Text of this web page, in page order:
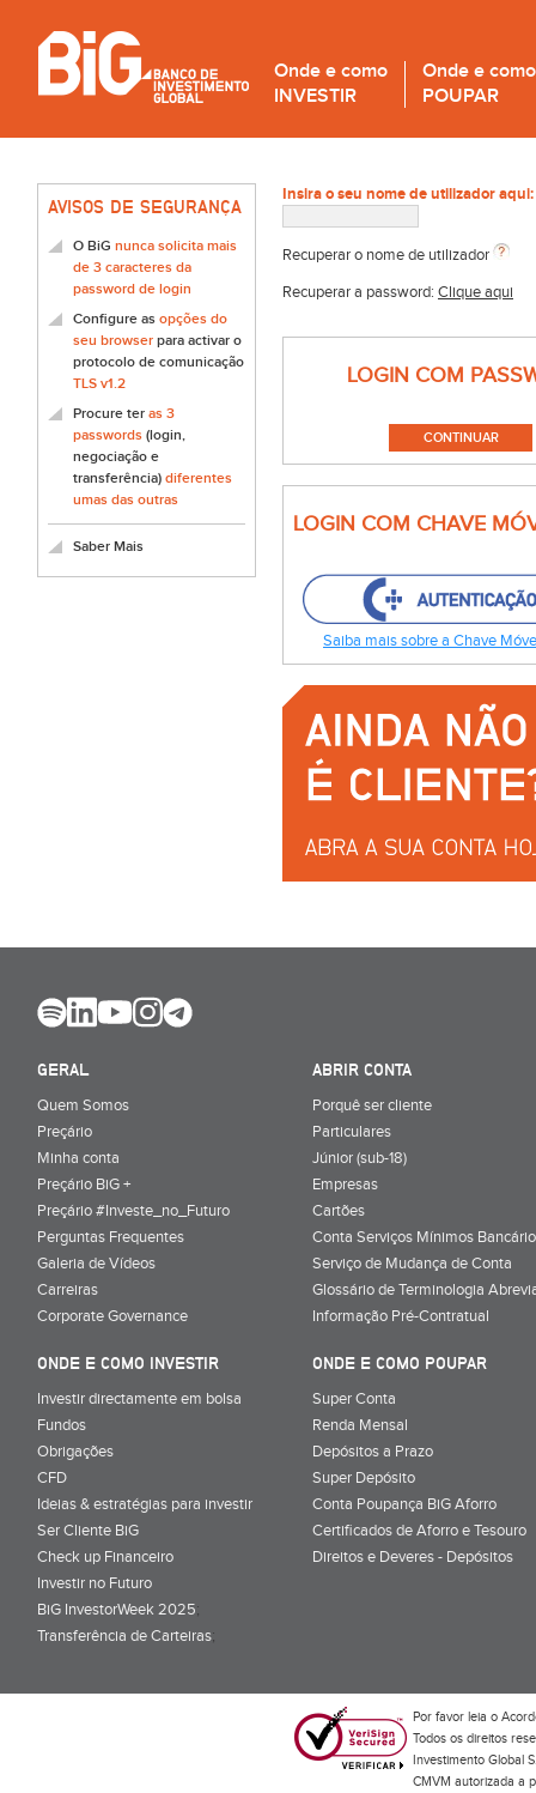
Onde e como
INVESTIR
Onde e como
POUPAR
AVISOS DE SEGURANÇA
O BiG nunca solicita mais
de 3 caracteres da
password de login
Configure as opções do
seu browser para activar o
protocolo de comunicação
TLS v1.2
Procure ter as 3
passwords (login,
negociação e
transferência) diferentes
umas das outras
Saber Mais
Insira o seu nome de utilizador aqui:
Recuperar o nome de utilizador
Recuperar a password: Clique aqui
LOGIN COM
LOGIN COM CHAVE
Saiba mais sobre a Chave
GERAL
Quem Somos
Preçário
Minha conta
Preçário BiG +
Preçário #Investe_no_Futuro
Perguntas Frequentes
Galeria de Vídeos
Carreiras
Corporate Governance
ABRIR CONTA
Porquê ser cliente
Particulares
Júnior (sub-18)
Empresas
Cartões
Conta Serviços Mínimos
Serviço de Mudança de Conta
Glossário de Terminologia
Informação Pré-Contratual
ONDE E COMO INVESTIR
Investir directamente em bolsa
Fundos
Obrigações
CFD
Ideias & estratégias para investir
Ser Cliente BiG
Check up Financeiro
Investir no Futuro
BiG InvestorWeek 2025;
Transferência de Carteiras;
ONDE E COMO POUPAR
Super Conta
Renda Mensal
Depósitos a Prazo
Super Depósito
Conta Poupança BiG Aforro
Certificados de Aforro e Tesouro
Direitos e Deveres - Depósitos
Por favor leia o
Todos os direitos
Investimento Global
CMVM autorizada a